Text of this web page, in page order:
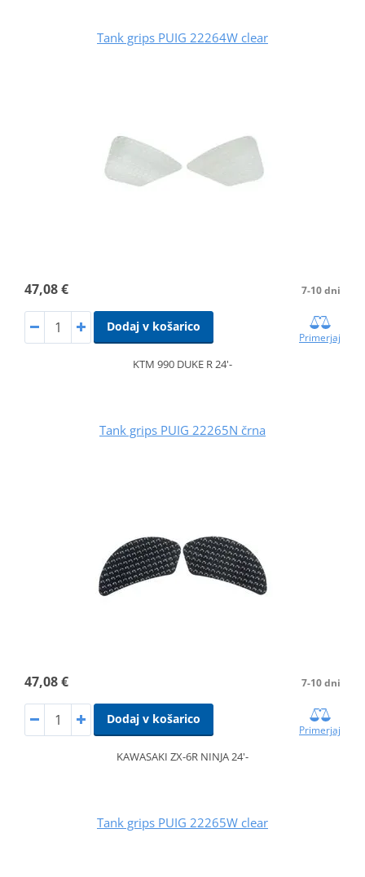
Tank grips PUIG 22264W clear
47,08 € 7-10 dni
Dodaj v košarico
Primerjaj
KTM 990 DUKE R 24'-
Tank grips PUIG 22265N črna
47,08 € 7-10 dni
Dodaj v košarico
Primerjaj
KAWASAKI ZX-6R NINJA 24'-
Tank grips PUIG 22265W clear